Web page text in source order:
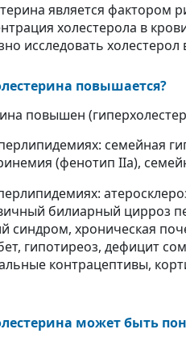
является фактором
холестерола в
исследовать
повышается?
повышен
семейная
(фенотип IIa),
билиарный цирроз
синдром, хроническая
гипотиреоз, дефицит
контрацептивы,
может быть